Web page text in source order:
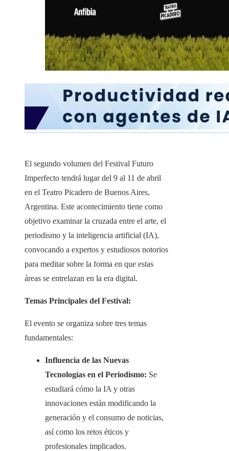
El segundo volumen del Festival Futuro
Imperfecto tendrá lugar del 9 al 11 de abril
en el Teatro Picadero de Buenos Aires,
Argentina. Este acontecimiento tiene como
objetivo examinar la cruzada entre el arte, el
periodismo y la inteligencia artificial (IA),
convocando a expertos y estudiosos notorios
para meditar sobre la forma en que estas
áreas se entrelazan en la era digital.
Temas Principales del Festival:
El evento se organiza sobre tres temas
fundamentales:
Influencia de las Nuevas
Tecnologías en el Periodismo: Se
estudiará cómo la IA y otras
innovaciones están modificando la
generación y el consumo de noticias,
así como los retos éticos y
profesionales implicados.​